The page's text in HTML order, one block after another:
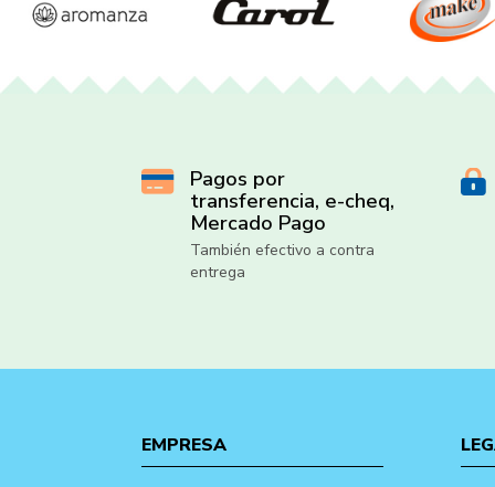
Pagos por
transferencia, e-cheq,
Mercado Pago
También efectivo a contra
entrega
EMPRESA